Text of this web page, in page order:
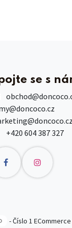
se s
obchod
+420 604 387 327
- Číslo 1